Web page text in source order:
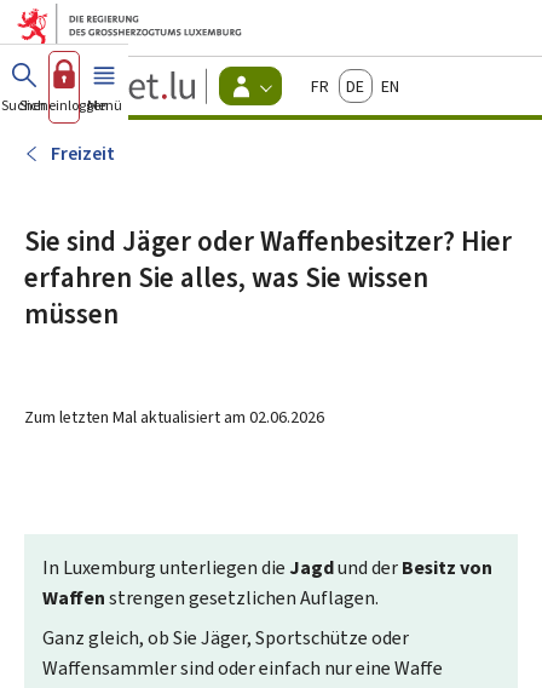
Zum Hauptmenü
Zum Inhalt
Guichet.lu
Changer
d'espace
FrançaisDeutschEnglish
Suchen
Sich einloggen
Menü Haupt-
Freizeit
Sie sind Jäger oder Waffenbesitzer? Hier
erfahren Sie alles, was Sie wissen
müssen
Zum letzten Mal aktualisiert am 02.06.2026
In Luxemburg unterliegen die Jagdund derBesitz von
Waffenstrengen gesetzlichen Auflagen.
Ganz gleich, ob Sie Jäger, Sportschütze oder
Waffensammler sind oder einfach nur eine Waffe